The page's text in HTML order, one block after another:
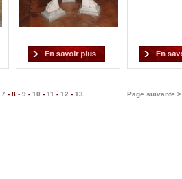
7 - 8 - 9 - 10 - 11 - 12 - 13 Page suivante >